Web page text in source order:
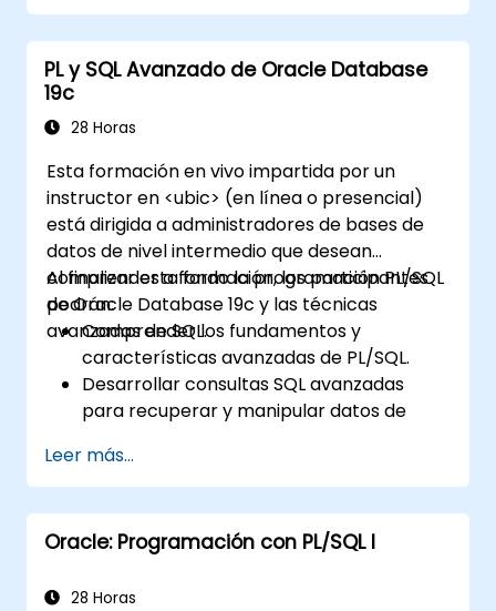
PL y SQL Avanzado de Oracle Database
19c
28 Horas
Esta formación en vivo impartida por un
instructor en <ubic> (en línea o presencial)
está dirigida a administradores de bases de
datos de nivel intermedio que desean
comprender a fondo la programación PL/SQL
de Oracle Database 19c y las técnicas
avanzadas de SQL.
Al finalizar esta formación, los participantes
podrán:
Comprender los fundamentos y
características avanzadas de PL/SQL.
Desarrollar consultas SQL avanzadas
para recuperar y manipular datos de
Implementar constructos de
programación PL/SQL para gestionar
datos y operaciones de la base de datos.
Optimizar las consultas SQL para obtener
Utilizar características avanzadas de
Leer más...
Oracle: Programación con PL/SQL I
28 Horas